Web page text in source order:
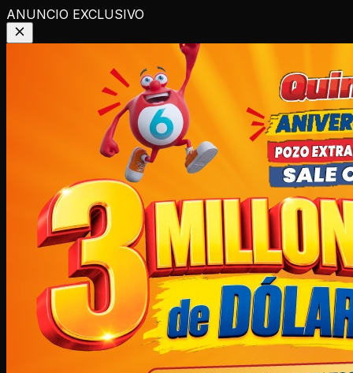
ANUNCIO EXCLUSIVO